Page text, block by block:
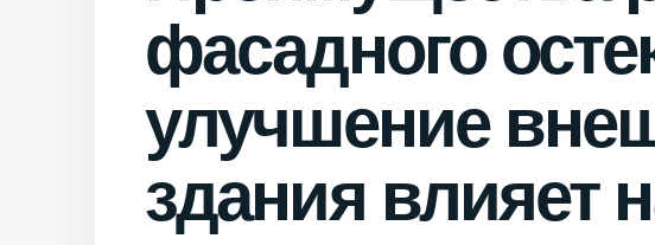
фасадного
улучшение
здания влияет